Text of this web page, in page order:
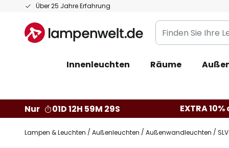
Über 25 Jahre Erfahrung
Zum
springen
Finden
Sie
Leuchte...
Innenleuchten Räume
Nur 01D 12H 59M 28S EXTRA
Lampen & Leuchten Außenleuchten Außenwandleuchten